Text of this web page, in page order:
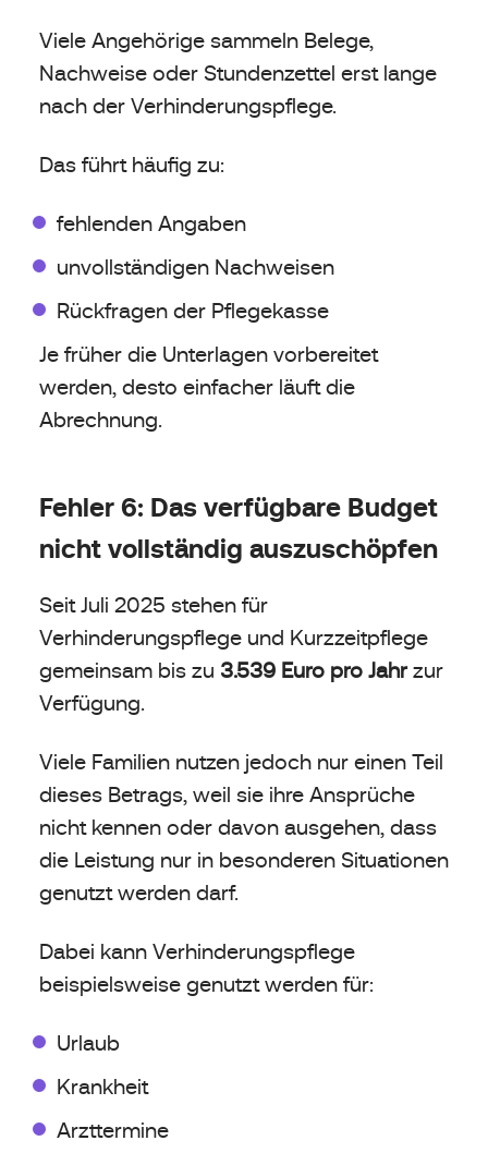
Viele Angehörige sammeln Belege,
Nachweise oder Stundenzettel erst lange
nach der Verhinderungspflege.
Das führt häufig zu:
fehlenden Angaben
unvollständigen Nachweisen
Rückfragen der Pflegekasse
Je früher die Unterlagen vorbereitet
werden, desto einfacher läuft die
Abrechnung.
Fehler 6: Das verfügbare Budget
nicht vollständig auszuschöpfen
Seit Juli 2025 stehen für
Verhinderungspflege und Kurzzeitpflege
gemeinsam bis zu 3.539 Euro pro Jahrzur
Verfügung.
Viele Familien nutzen jedoch nur einen Teil
dieses Betrags, weil sie ihre Ansprüche
nicht kennen oder davon ausgehen, dass
die Leistung nur in besonderen Situationen
genutzt werden darf.
Dabei kann Verhinderungspflege
beispielsweise genutzt werden für:
Urlaub
Krankheit
Arzttermine